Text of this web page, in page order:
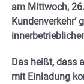
am Mittwoch,
Kundenverkehr‘
Das heißt, dass
mit Einladung